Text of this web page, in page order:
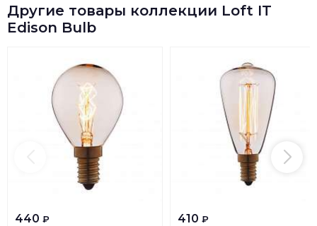
Другие товары коллекции Loft IT
Edison Bulb
440 ₽ 410 ₽